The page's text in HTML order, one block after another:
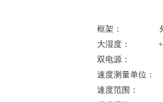
框架： 外
大湿度：
双电源：
速度测量单位
速度范围